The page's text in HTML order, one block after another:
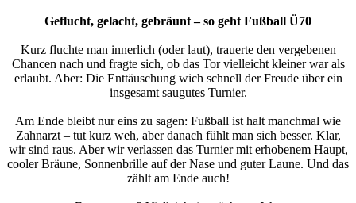
Geflucht, gelacht, gebräunt – so geht Fußball Ü70
Kurz fluchte man innerlich (oder laut), trauerte den vergebenen
Chancen nach und fragte sich, ob das Tor vielleicht kleiner war als
erlaubt. Aber: Die Enttäuschung wich schnell der Freude über ein
insgesamt saugutes Turnier.
Am Ende bleibt nur eins zu sagen: Fußball ist halt manchmal wie
Zahnarzt – tut kurz weh, aber danach fühlt man sich besser. Klar,
wir sind raus. Aber wir verlassen das Turnier mit erhobenem Haupt,
cooler Bräune, Sonnenbrille auf der Nase und guter Laune. Und das
zählt am Ende auch!